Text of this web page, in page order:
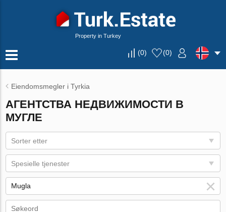
Property in Turkey
(0) (0)
Eiendomsmegler i Tyrkia
АГЕНТСТВА НЕДВИЖИМОСТИ В
МУГЛЕ
Sorter etter
Spesielle tjenester